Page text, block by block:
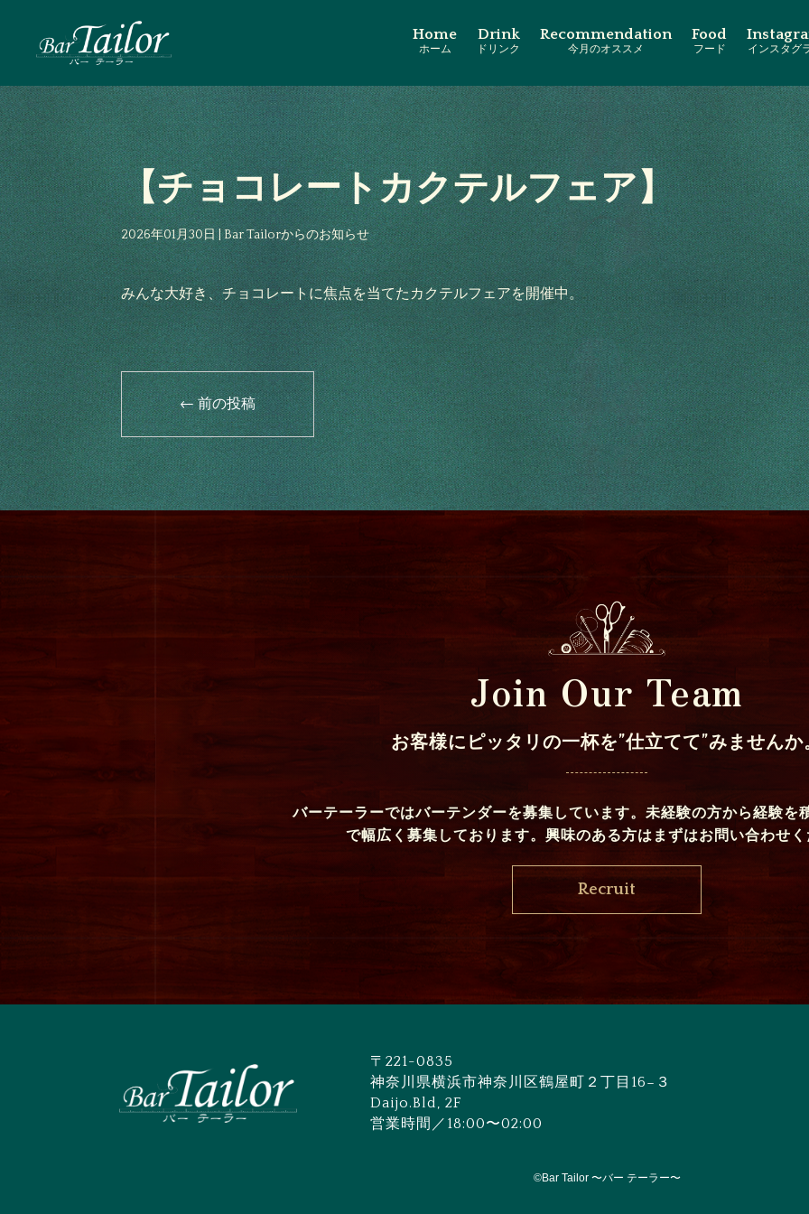
Home
ホーム
Drink
ドリンク
Recommendation
今月のオススメ
Food
フード インスタグ
【チョコレートカクテルフェア】
2026年01月30日|Bar Tailorからのお知らせ
みんな大好き、チョコレートに焦点を当てたカクテルフェアを開催中。
←前の投稿
Join Our Team
お客様にピッタリの一杯を”仕立てて”みませんか
バーテーラーではバーテンダーを募集しています。未経験の方から経験を
で幅広く募集しております。興味のある方はまずはお問い合わせ
Recruit
〒221-0835
神奈川県横浜市神奈川区鶴屋町２丁目16−３
Daijo.Bld, 2F
営業時間／18:00〜02:00
©︎Bar Tailor 〜バー テーラー〜